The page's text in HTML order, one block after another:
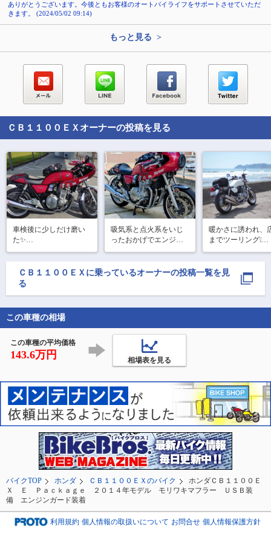
ありがとうございます。今後ともお客様のオートバイライフをサポートさせていただ
きます。 (2024/05/02 09:14)
もっと見る >
ＣＢ１１００ＥＸ オーナーの投稿を見る
車検後に少しだけ磨い
た✨️
#センフォア
#カフェレーサー
吸気系と点火系をいじ
ったおかげでエンジン
元気
その結果、自分の運転
の下手さ加減を改めて
ステップ位置がやや前
よりな気もする（現在
モリワキ
暖かさに誘われ、
までツーリング❕
風が強かったけど
れて気持ち良いツ
ングとなりました
途中でクロワッサ
ＣＢ１１００ＥＸ に乗っているオーナーの投稿一覧を見
る
この車種の相場
この車種の平均価格
143.6万円 相場表を見る
バイクTOP ホンダ ＣＢ１１００ＥＸのバイク
ホンダＣＢ１１００Ｅ
Ｘ Ｅ Ｐａｃｋａｇｅ ２０１４年モデル モリワキマフラー ＵＳＢ装
備 エンジンガード装着
利用規約 個人情報の取扱いについて お問合せ 個人情報保護方針